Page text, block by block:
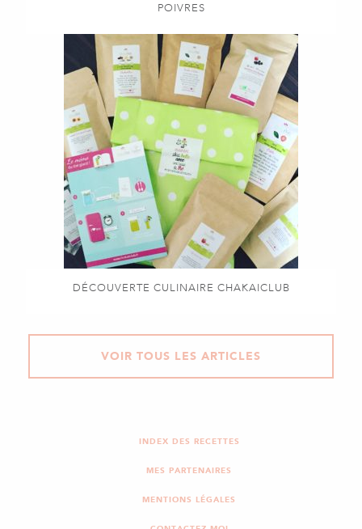
POIVRES
DÉCOUVERTE CULINAIRE CHAKAICLUB
VOIR TOUS LES ARTICLES
INDEX DES RECETTES
MES PARTENAIRES
MENTIONS LÉGALES